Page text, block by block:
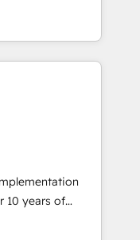
移設計、ビジュ
フサイクルステ
プラインの定
ータ連携） -テ
、操作レクチャ
ーーーーーーーー
ーー まずは
広告(Google/FB
インサイドセー
digitale via
Nous
RDV en
et sales à
10 years of
industries.